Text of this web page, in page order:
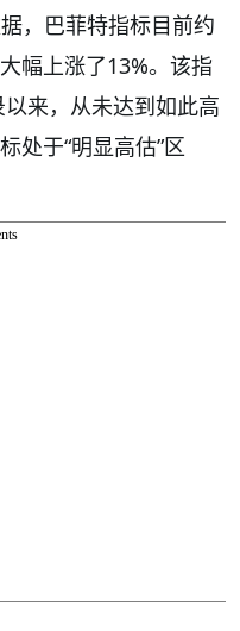
，巴菲特指标目前约
幅上涨了13%。该指
来，从未达到如此高
处于“明显高估”区